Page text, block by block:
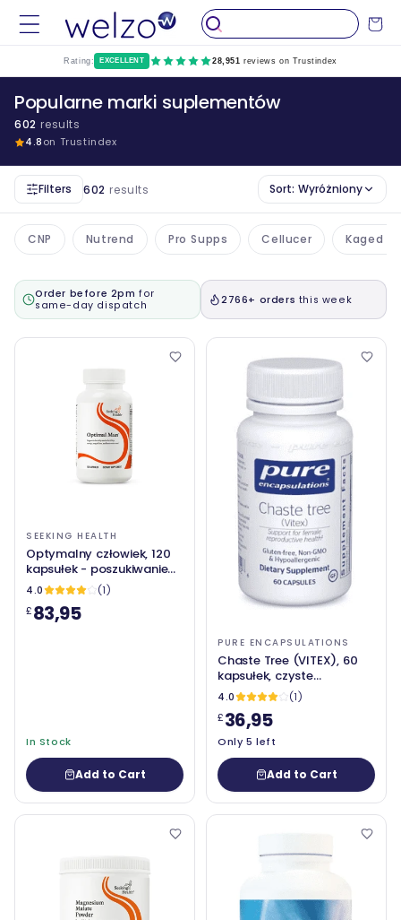
do
Wózek
Rating: EXCELLENT 28,951 reviews on Trustindex
Popularne marki suplementów
602 results
4.8on Trustindex
Filters 602 results Sort: Wyróżniony
CNP Nutrend Pro Supps Cellucer Kaged
Order before 2pm for
same-day dispatch
2766+ orders this week
SEEKING HEALTH
Optymalny człowiek, 120
kapsułek - poszukiwanie
zdrowia
4.0
(1)
£83,95
In Stock
Add to Cart
PURE ENCAPSULATIONS
Chaste Tree (VITEX), 60
kapsułek, czyste
enkapsulacje
4.0
(1)
£36,95
Only 5 left
Add to Cart